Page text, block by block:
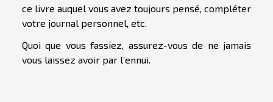
ce livre auquel vous avez toujours pensé, compléter
votre journal personnel, etc.
Quoi que vous fassiez, assurez-vous de ne jamais
vous laissez avoir par l’ennui.